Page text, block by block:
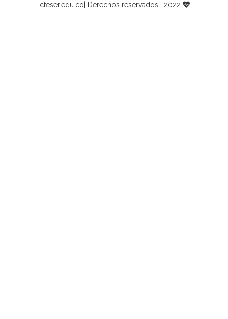
Icfeser.edu.co| Derechos reservados | 2022